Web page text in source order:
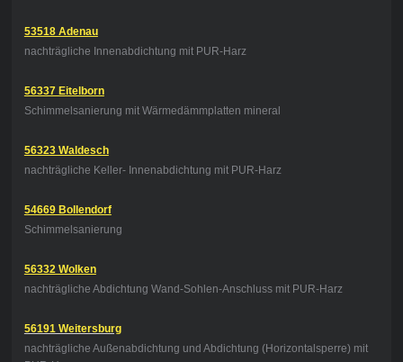
53518 Adenau
nachträgliche Innenabdichtung mit PUR-Harz
56337 Eitelborn
Schimmelsanierung mit Wärmedämmplatten mineral
56323 Waldesch
nachträgliche Keller- Innenabdichtung mit PUR-Harz
54669 Bollendorf
Schimmelsanierung
56332 Wolken
nachträgliche Abdichtung Wand-Sohlen-Anschluss mit PUR-Harz
56191 Weitersburg
nachträgliche Außenabdichtung und Abdichtung (Horizontalsperre) mit